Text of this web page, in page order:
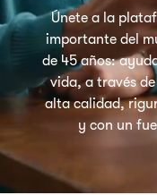
Únete a la
importante del
de 45 años:
vida, a través
alta calidad,
y con un